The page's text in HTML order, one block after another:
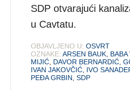
SDP otvarajući
u Cavtatu.
OBJAVLJENO U: OSVRT
OZNAKE: ARSEN BAUK BABA
MIJIĆ DAVOR BERNARDIĆ ,
IVAN JAKOVČIĆ IVO
PEĐA GRBIN ,SDP